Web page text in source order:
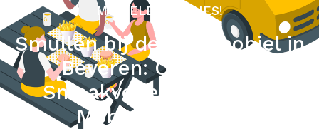
MOBIELE FRIETJES!
Smullen bij de Frietmobiel in
Beveren: Ontdek de
Smaakvolle Wereld van
Mobiele Frietjes!